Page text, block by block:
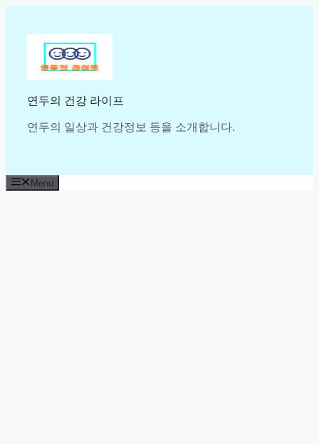
content
연두의 건강 라이프
연두의 일상과 건강정보 등을 소개합니다.
Menu